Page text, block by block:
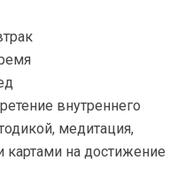
внутреннего
медитация,
картами на достижение